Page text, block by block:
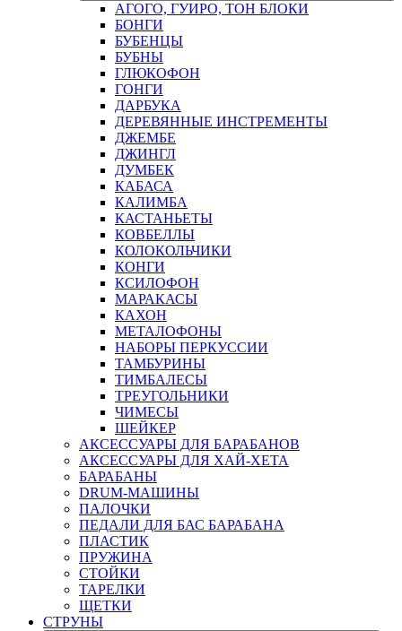
АГОГО, ГУИРО, ТОН БЛОКИ
БОНГИ
БУБЕНЦЫ
БУБНЫ
ГЛЮКОФОН
ГОНГИ
ДАРБУКА
ДЕРЕВЯННЫЕ ИНСТРЕМЕНТЫ
ДЖЕМБЕ
ДЖИНГЛ
ДУМБЕК
КАБАСА
КАЛИМБА
КАСТАНЬЕТЫ
КОВБЕЛЛЫ
КОЛОКОЛЬЧИКИ
КОНГИ
КСИЛОФОН
МАРАКАСЫ
КАХОН
МЕТАЛОФОНЫ
НАБОРЫ ПЕРКУССИИ
ТАМБУРИНЫ
ТИМБАЛЕСЫ
ТРЕУГОЛЬНИКИ
ЧИМЕСЫ
ШЕЙКЕР
АКСЕССУАРЫ ДЛЯ БАРАБАНОВ
АКСЕССУАРЫ ДЛЯ ХАЙ-ХЕТА
БАРАБАНЫ
DRUM-МАШИНЫ
ПАЛОЧКИ
ПЕДАЛИ ДЛЯ БАС БАРАБАНА
ПЛАСТИК
ПРУЖИНА
СТОЙКИ
ТАРЕЛКИ
ЩЕТКИ
СТРУНЫ